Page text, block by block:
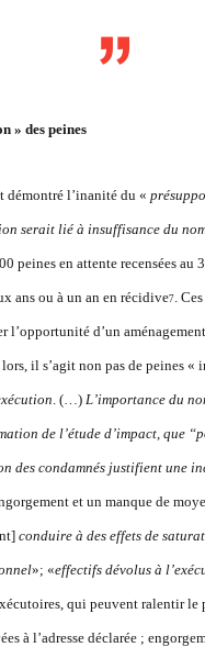
» des peines
démontré l’inanité du «
serait lié à insuffisance du
peines en attente recensées au
ans ou à un an en récidive7.
l’opportunité d’un
il s’agit non pas de peines «
. (…) L’importance du
de l’étude d’impact, que
des condamnés justifient une
et un manque de
conduire à des effets de
»; «effectifs dévolus à
qui peuvent ralentir le
à l’adresse déclarée ;